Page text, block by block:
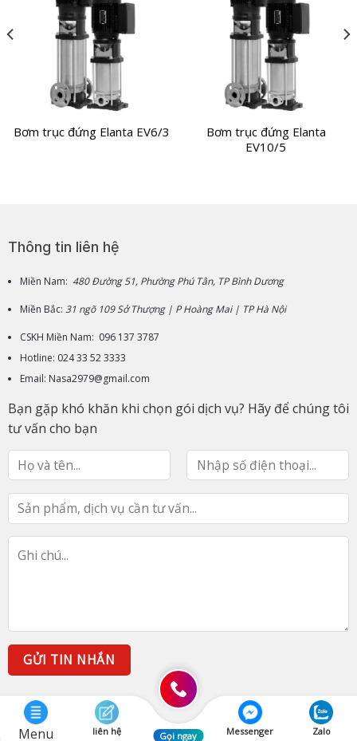
Bơm trục đứng Elanta EV6/3
Bơm trục đứng Elanta
EV10/5
Thông tin liên hệ
Miền Nam: 480 Đường 51, Phường Phú Tân, TP Bình Dương
Miền Bắc: 31 ngõ 109 Sở Thượng | P Hoàng Mai | TP Hà Nội
CSKH Miền Nam: 096 137 3787
Hotline: 024 33 52 3333
Email: Nasa2979@gmail.com
Bạn gặp khó khăn khi chọn gói dịch vụ? Hãy để chúng tôi
tư vấn cho bạn
Menu liên hệ Gọi ngay Messenger Zalo